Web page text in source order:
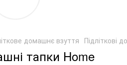
домашнє взуття Підліткові
тапки Home